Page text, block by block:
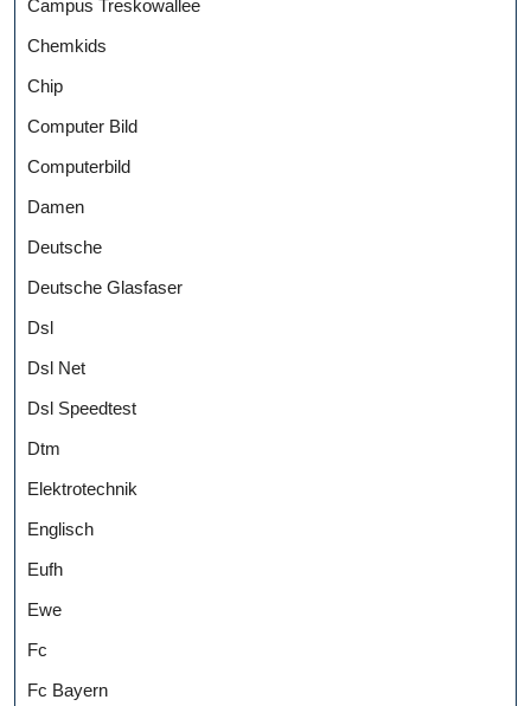
Campus Treskowallee
Chemkids
Chip
Computer Bild
Computerbild
Damen
Deutsche
Deutsche Glasfaser
Dsl
Dsl Net
Dsl Speedtest
Dtm
Elektrotechnik
Englisch
Eufh
Ewe
Fc
Fc Bayern